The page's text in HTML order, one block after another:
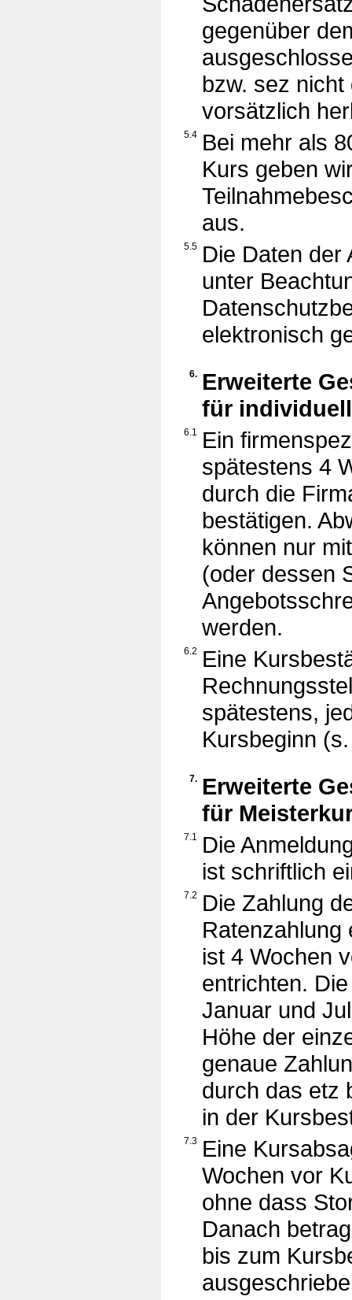
gegenüber
bzw. sez
vorsätzlich
5.4 Bei mehr als
Kurs geben
aus.
5.5 Die Daten der
unter
elektronisch
6. Erweiterte
für
6.1
Ein
spätestens 4
durch die
bestätigen.
können nur
(oder dessen
werden.
6.2
Eine
spätestens,
Kursbeginn
7. Erweiterte
für
7.1
Die
ist schriftlich
7.2
Die Zahlung
Ratenzahlung
ist 4 Wochen
entrichten.
Januar und
Höhe der
genaue
durch das etz
in der
7.3 Eine
Wochen vor
ohne dass
Danach
bis zum